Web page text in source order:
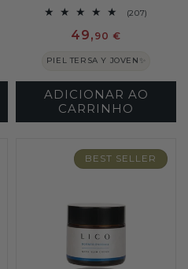
(207)
Preço
49, 90 €
PIEL TERSA Y JOVEN✨
ADICIONAR AO
CARRINHO
BEST SELLER